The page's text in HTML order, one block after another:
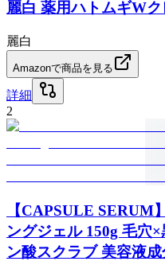
麗白 薬用ハトムギW
麗白
Amazonで商品を見る
詳細
2
【CAPSULE SERUM
ングジェル 150g 毛穴
ン酸スクラブ 美容液